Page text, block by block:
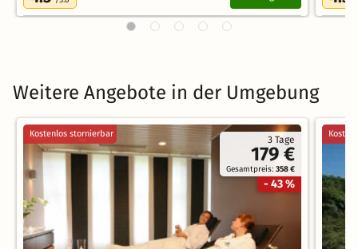
Weitere Angebote in der Umgebung
3 Tage
179 €
Gesamtpreis:358 €
- 43 %
Kostenlos stornierbar